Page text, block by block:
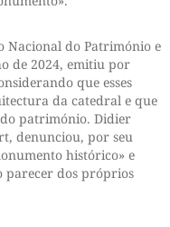
do Património e
de 2024, emitiu por
que esses
da catedral e que
património. Didier
denunciou, por seu
histórico» e
parecer dos próprios